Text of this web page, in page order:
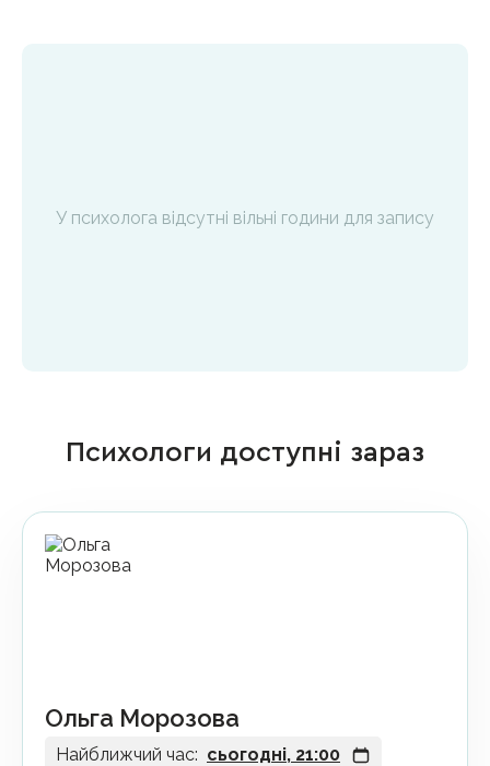
У психолога відсутні вільні години для запису
Психологи доступні зараз
Ольга Морозова
Найближчий час: сьогодні, 21:00